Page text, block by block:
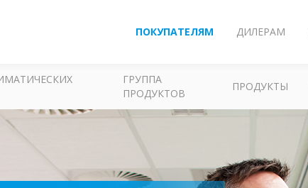
ПОКУПАТЕЛЯМ ДИЛЕРАМ
ГРУППА
ПРОДУКТОВ
ПРОДУКТЫ